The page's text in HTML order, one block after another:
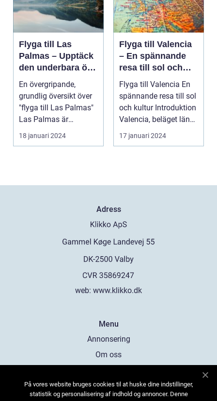
Flyga till Las
Palmas – Upptäck
den underbara ön
Gran Canaria
En övergripande,
grundlig översikt över
"flyga till Las Palmas"
Las Palmas är
huvudstaden på den
va...
18 januari 2024
Flyga till Valencia
– En spännande
resa till sol och
kultur
Flyga till Valencia En
spännande resa till sol
och kultur Introduktion
Valencia, beläget längs
Sp...
17 januari 2024
Adress
web: www.klikko.dk
Menu
Annonsering
Om oss
Kontakta oss
På vores website bruges cookies til at huske dine indstillinger,
statistik og personalisering af indhold og annoncer. Denne